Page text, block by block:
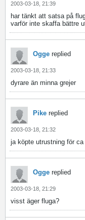
2003-03-18, 21:39
har tänkt att satsa på
varför inte skaffa bättre
Ogge replied
2003-03-18, 21:33
dyrare än minna grejer
Pike replied
2003-03-18, 21:32
ja köpte utrustning för
Ogge replied
2003-03-18, 21:29
visst äger fluga?